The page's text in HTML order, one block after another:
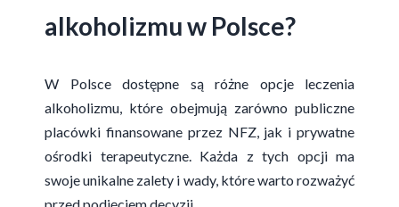
alkoholizmu w Polsce?
W Polsce dostępne są różne opcje leczenia
alkoholizmu, które obejmują zarówno publiczne
placówki finansowane przez NFZ, jak i prywatne
ośrodki terapeutyczne. Każda z tych opcji ma
swoje unikalne zalety i wady, które warto rozważyć